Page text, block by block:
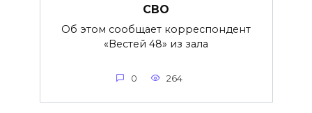
СВО
Об этом сообщает корреспондент
«Вестей 48» из зала
0 264